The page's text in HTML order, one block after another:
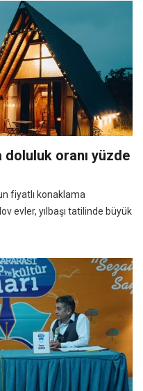
doluluk oranı yüzde
fiyatlı konaklama
evler, yılbaşı tatilinde büyük